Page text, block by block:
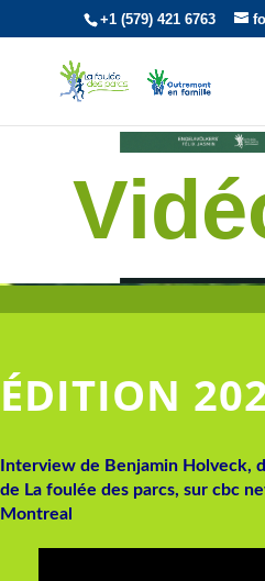
+1 (579) 421 6763
ÉDITION
Interview de Benjamin Holveck,
de La foulée des parcs, sur cbc
Montreal